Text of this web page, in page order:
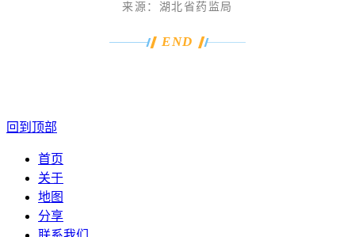
来源： 湖北省药监局
END
回到顶部
首页
关于
地图
分享